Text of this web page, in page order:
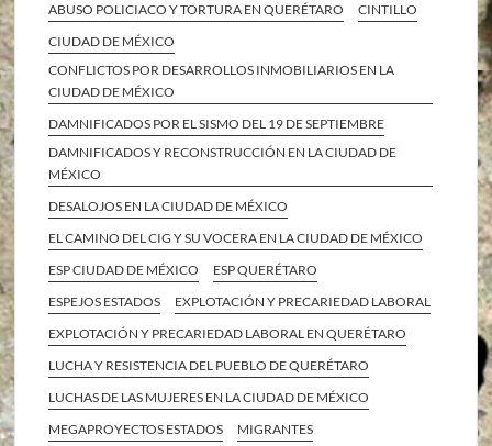
ABUSO POLICIACO Y TORTURA EN QUERÉTARO
CINTILLO
CIUDAD DE MÉXICO
CONFLICTOS POR DESARROLLOS INMOBILIARIOS EN LA
CIUDAD DE MÉXICO
DAMNIFICADOS POR EL SISMO DEL 19 DE SEPTIEMBRE
DAMNIFICADOS Y RECONSTRUCCIÓN EN LA CIUDAD DE
MÉXICO
DESALOJOS EN LA CIUDAD DE MÉXICO
EL CAMINO DEL CIG Y SU VOCERA EN LA CIUDAD DE MÉXICO
ESP CIUDAD DE MÉXICO
ESP QUERÉTARO
ESPEJOS ESTADOS
EXPLOTACIÓN Y PRECARIEDAD LABORAL
EXPLOTACIÓN Y PRECARIEDAD LABORAL EN QUERÉTARO
LUCHA Y RESISTENCIA DEL PUEBLO DE QUERÉTARO
LUCHAS DE LAS MUJERES EN LA CIUDAD DE MÉXICO
MEGAPROYECTOS ESTADOS
MIGRANTES